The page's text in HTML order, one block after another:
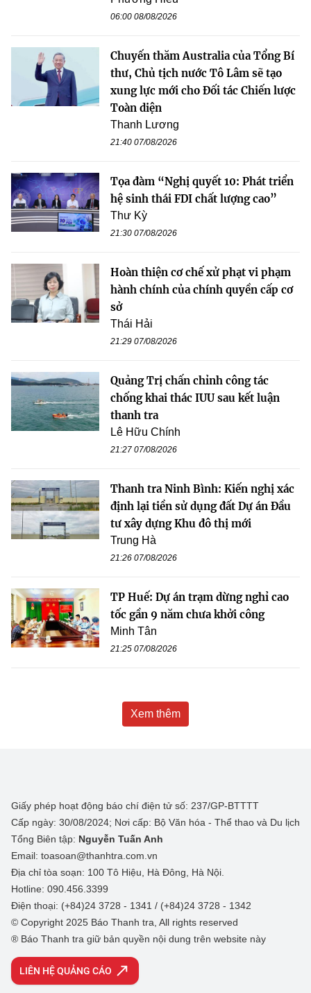
06:00 08/08/2026
Chuyến thăm Australia của Tổng Bí
thư, Chủ tịch nước Tô Lâm sẽ tạo
xung lực mới cho Đối tác Chiến lược
Toàn diện
Thanh Lương
21:40 07/08/2026
Tọa đàm “Nghị quyết 10: Phát triển
hệ sinh thái FDI chất lượng cao”
Thư Kỳ
21:30 07/08/2026
Hoàn thiện cơ chế xử phạt vi phạm
hành chính của chính quyền cấp cơ
sở
Thái Hải
21:29 07/08/2026
Quảng Trị chấn chỉnh công tác
chống khai thác IUU sau kết luận
thanh tra
Lê Hữu Chính
21:27 07/08/2026
Thanh tra Ninh Bình: Kiến nghị xác
định lại tiền sử dụng đất Dự án Đầu
tư xây dựng Khu đô thị mới
Trung Hà
21:26 07/08/2026
TP Huế: Dự án trạm dừng nghỉ cao
tốc gần 9 năm chưa khởi công
Minh Tân
21:25 07/08/2026
Xem thêm
Giấy phép hoạt động báo chí điện tử số: 237/GP-BTTTT
Cấp ngày: 30/08/2024; Nơi cấp: Bộ Văn hóa - Thể thao và Du lịch
Tổng Biên tập: Nguyễn Tuấn Anh
Email: toasoan@thanhtra.com.vn
Địa chỉ tòa soạn: 100 Tô Hiệu, Hà Đông, Hà Nội.
Hotline: 090.456.3399
Điện thoại: (+84)24 3728 - 1341 / (+84)24 3728 - 1342
© Copyright 2025 Báo Thanh tra, All rights reserved
® Báo Thanh tra giữ bản quyền nội dung trên website này
LIÊN HỆ QUẢNG CÁO